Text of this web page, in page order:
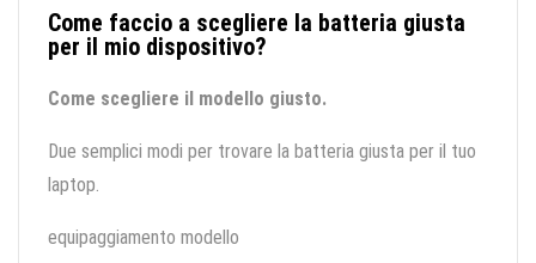
Come faccio a scegliere la batteria giusta
per il mio dispositivo?
Come scegliere il modello giusto.
Due semplici modi per trovare la batteria giusta per il tuo
laptop.
equipaggiamento modello